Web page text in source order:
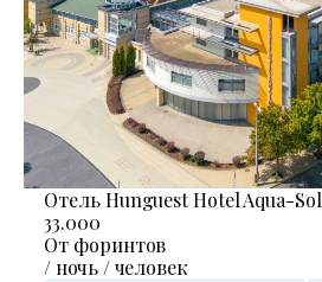
Отель Hunguest Hotel Aqua-Sol
33.000
От форинтов
/ ночь / человек